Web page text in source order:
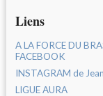
Liens
A LA FORCE DU
FACEBOOK
INSTAGRAM de
LIGUE AURA